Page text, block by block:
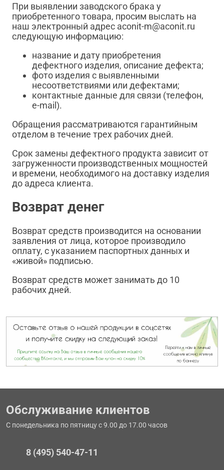
При выявлении заводского брака у
приобретенного товара, просим выслать на
наш электронный адрес aconit-m@aconit.ru
следующую информацию:
название и дату приобретения
дефектного изделия, описание дефекта;
фото изделия с выявленными
несоответствиями или дефектами;
контактные данные для связи (телефон,
e-mail).
Обращения рассматриваются гарантийным
отделом в течение трех рабочих дней.
Срок замены дефектного продукта зависит от
загруженности производственных мощностей
и времени, необходимого на доставку изделия
до адреса клиента.
Возврат денег
Возврат средств производится на основании
заявления от лица, которое производило
оплату, с указанием паспортных данных и
«живой» подписью.
Возврат средств может занимать до 10
рабочих дней.
Обслуживание клиентов
С понедельника по пятницу с 9.00 до 17.00 часов
8 (495) 540-47-11